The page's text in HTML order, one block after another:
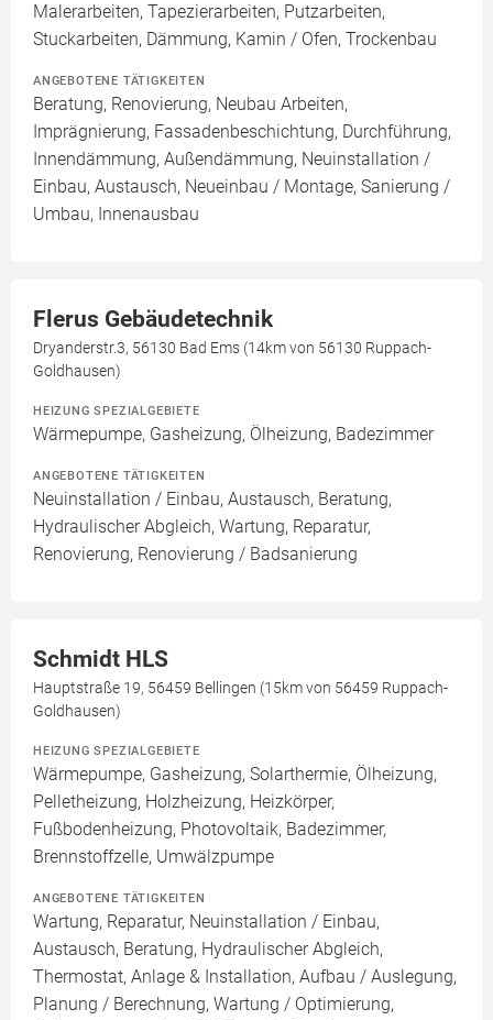
Malerarbeiten, Tapezierarbeiten, Putzarbeiten,
Stuckarbeiten, Dämmung, Kamin / Ofen, Trockenbau
ANGEBOTENE TÄTIGKEITEN
Beratung, Renovierung, Neubau Arbeiten,
Imprägnierung, Fassadenbeschichtung, Durchführung,
Innendämmung, Außendämmung, Neuinstallation /
Einbau, Austausch, Neueinbau / Montage, Sanierung /
Umbau, Innenausbau
Flerus Gebäudetechnik
Dryanderstr.3, 56130 Bad Ems (14km von 56130 Ruppach-
Goldhausen)
HEIZUNG SPEZIALGEBIETE
Wärmepumpe, Gasheizung, Ölheizung, Badezimmer
ANGEBOTENE TÄTIGKEITEN
Neuinstallation / Einbau, Austausch, Beratung,
Hydraulischer Abgleich, Wartung, Reparatur,
Renovierung, Renovierung / Badsanierung
Schmidt HLS
Hauptstraße 19, 56459 Bellingen (15km von 56459 Ruppach-
Goldhausen)
HEIZUNG SPEZIALGEBIETE
Wärmepumpe, Gasheizung, Solarthermie, Ölheizung,
Pelletheizung, Holzheizung, Heizkörper,
Fußbodenheizung, Photovoltaik, Badezimmer,
Brennstoffzelle, Umwälzpumpe
ANGEBOTENE TÄTIGKEITEN
Wartung, Reparatur, Neuinstallation / Einbau,
Austausch, Beratung, Hydraulischer Abgleich,
Thermostat, Anlage & Installation, Aufbau / Auslegung,
Planung / Berechnung, Wartung / Optimierung,